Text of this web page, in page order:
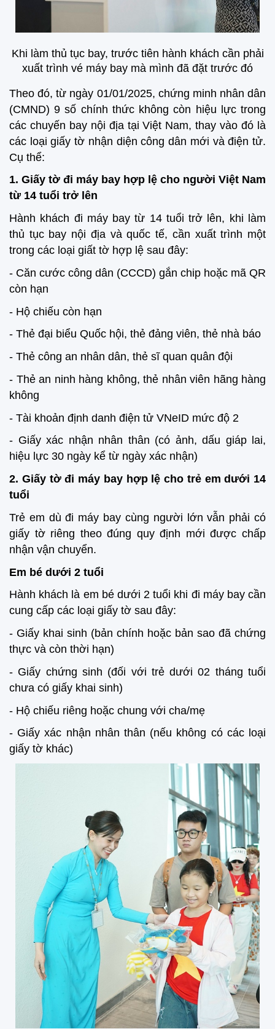
Khi làm thủ tục bay, trước tiên hành khách cần phải
xuất trình vé máy bay mà mình đã đặt trước đó
Theo đó, từ ngày 01/01/2025, chứng minh nhân dân
(CMND) 9 số chính thức không còn hiệu lực trong
các chuyến bay nội địa tại Việt Nam, thay vào đó là
các loại giấy tờ nhận diện công dân mới và điện tử.
Cụ thể:
1. Giấy tờ đi máy bay hợp lệ cho người Việt Nam
từ 14 tuổi trở lên
Hành khách đi máy bay từ 14 tuổi trở lên, khi làm
thủ tục bay nội địa và quốc tế, cần xuất trình một
trong các loại giất tờ hợp lệ sau đây:
- Căn cước công dân (CCCD) gắn chip hoặc mã QR
còn hạn
- Hộ chiếu còn hạn
- Thẻ đại biểu Quốc hội, thẻ đảng viên, thẻ nhà báo
- Thẻ công an nhân dân, thẻ sĩ quan quân đội
- Thẻ an ninh hàng không, thẻ nhân viên hãng hàng
không
- Tài khoản định danh điện tử VNeID mức độ 2
- Giấy xác nhận nhân thân (có ảnh, dấu giáp lai,
hiệu lực 30 ngày kể từ ngày xác nhận)
2. Giấy tờ đi máy bay hợp lệ cho trẻ em dưới 14
tuổi
Trẻ em dù đi máy bay cùng người lớn vẫn phải có
giấy tờ riêng theo đúng quy định mới được chấp
nhận vận chuyển.
Em bé dưới 2 tuổi
Hành khách là em bé dưới 2 tuổi khi đi máy bay cần
cung cấp các loại giấy tờ sau đây:
- Giấy khai sinh (bản chính hoặc bản sao đã chứng
thực và còn thời hạn)
- Giấy chứng sinh (đối với trẻ dưới 02 tháng tuổi
chưa có giấy khai sinh)
- Hộ chiếu riêng hoặc chung với cha/mẹ
- Giấy xác nhận nhân thân (nếu không có các loại
giấy tờ khác)